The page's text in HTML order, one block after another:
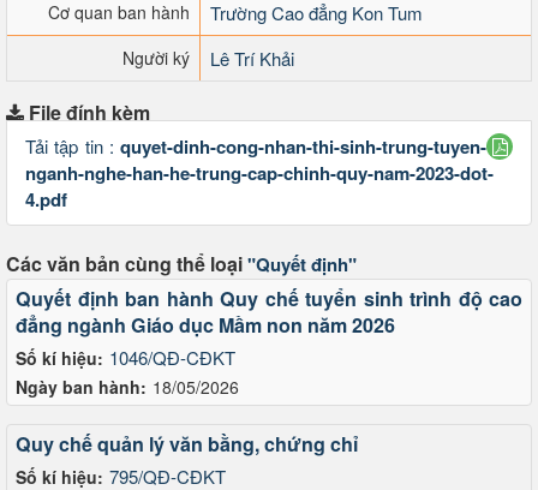
Cơ quan ban hành Trường Cao đẳng Kon Tum
Người ký Lê Trí Khải
File đính kèm
Tải tập tin : quyet-dinh-cong-nhan-thi-sinh-trung-tuyen-
nganh-nghe-han-he-trung-cap-chinh-quy-nam-2023-dot-
4.pdf
Các văn bản cùng thể loại"Quyết định"
Số kí hiệu: 1046/QĐ-CĐKT
Ngày ban hành: 18/05/2026
Quyết định ban hành Quy chế tuyển sinh trình độ cao
đẳng ngành Giáo dục Mầm non năm 2026
Số kí hiệu: 795/QĐ-CĐKT
Quy chế quản lý văn bằng, chứng chỉ